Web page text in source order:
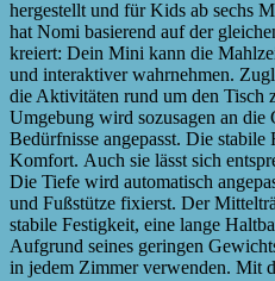
hergestellt und für Kids ab sechs
hat Nomi basierend auf der
kreiert: Dein Mini kann die
und interaktiver wahrnehmen.
die Aktivitäten rund um den Tisch
Umgebung wird sozusagen an die
Bedürfnisse angepasst. Die stabile
Komfort. Auch sie lässt sich
Die Tiefe wird automatisch
und Fußstütze fixierst. Der
stabile Festigkeit, eine lange
Aufgrund seines geringen
in jedem Zimmer verwenden. Mit